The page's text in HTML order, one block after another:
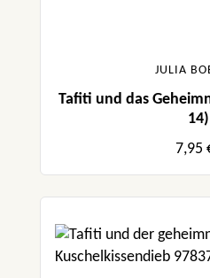
JULIA
Tafiti und das
14)
7,95